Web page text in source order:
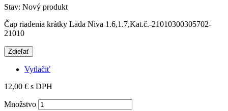
Stav: Nový produkt
Čap riadenia krátky Lada Niva 1.6,1.7,Kat.č.-21010300305702-
21010
Zdieľať
Vytlačiť
12,00 € s DPH
Množstvo